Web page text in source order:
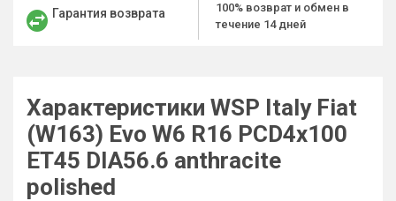
Гарантия возврата
100% возврат и обмен в
течение 14 дней
Характеристики WSP Italy Fiat
(W163) Evo W6 R16 PCD4x100
ET45 DIA56.6 anthracite
polished